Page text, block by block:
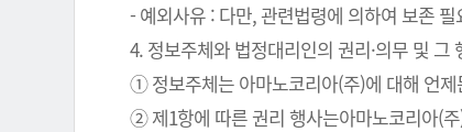
- 예외사유 : 다만, 관련법령에 의하여 보존
4. 정보주체와 법정대리인의 권리·의무 및
① 정보주체는 아마노코리아(주)에 대해 언
② 제1항에 따른 권리 행사는아마노코리아(